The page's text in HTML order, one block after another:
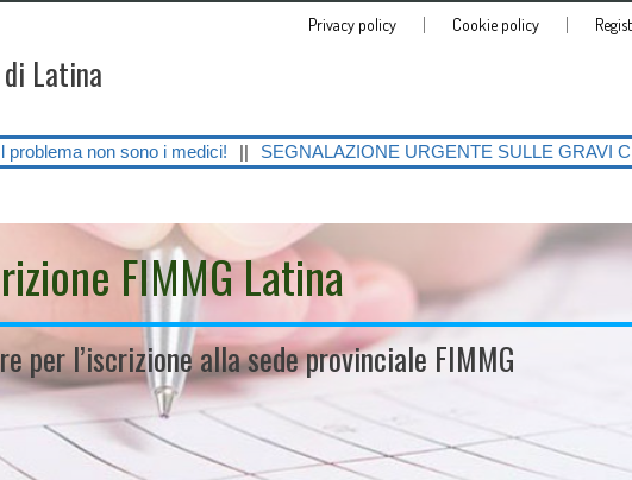
Privacy policy Cookie policy
di Latina
sono i medici! || SEGNALAZIONE URGENTE SULLE GRAVI CRITICITÀ
FIMMG Latina
per l’iscrizione alla sede provinciale FIMMG